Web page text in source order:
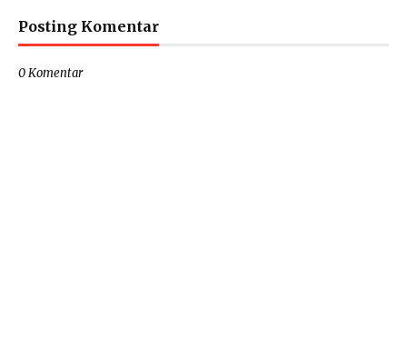
Posting Komentar
0 Komentar